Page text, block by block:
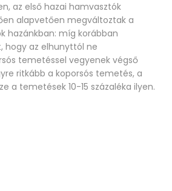
az első hazai hamvasztók
alapvetően megváltoztak a
hazánkban: míg korábban
hogy az elhunyttól ne
temetéssel vegyenek végső
ritkább a koporsós temetés, a
a temetések 10-15 százaléka ilyen.